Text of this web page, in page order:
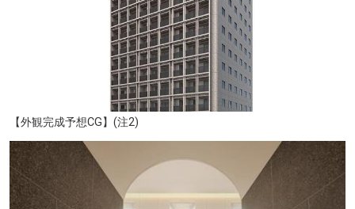
【外観完成予想CG】(注2)